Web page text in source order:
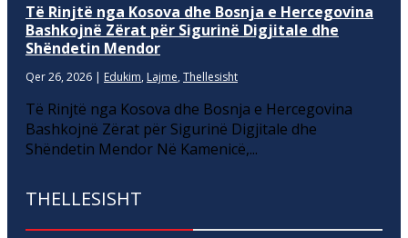
Të Rinjtë nga Kosova dhe Bosnja e Hercegovina
Bashkojnë Zërat për Sigurinë Digjitale dhe
Shëndetin Mendor
Qer 26, 2026 | Edukim, Lajme, Thellesisht
Të Rinjtë nga Kosova dhe Bosnja e Hercegovina
Bashkojnë Zërat për Sigurinë Digjitale dhe
Shëndetin Mendor Në Kamenicë,...
THELLESISHT